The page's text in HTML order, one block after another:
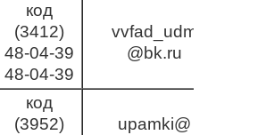
код
(3412)
48-04-39
48-04-39
vvfad_udm
@bk.ru
код
(3952)
upamki@